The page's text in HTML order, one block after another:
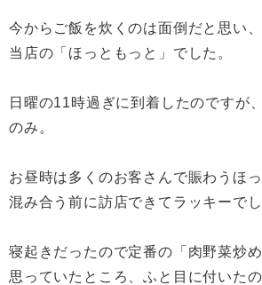
今からご飯を炊くのは面倒だと思い
当店の「ほっともっと」でした。
日曜の11時過ぎに到着したのですが
のみ。
お昼時は多くのお客さんで賑わうほ
混み合う前に訪店できてラッキーでし
寝起きだったので定番の「肉野菜炒
思っていたところ、ふと目に付いた